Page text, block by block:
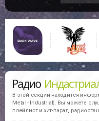
Радио Индастриал
В этой секции находится
Metal - Industrial). Вы можете
плейлист и хит-парад